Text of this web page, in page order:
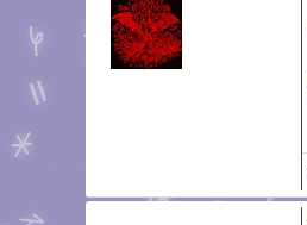
Visioconférence